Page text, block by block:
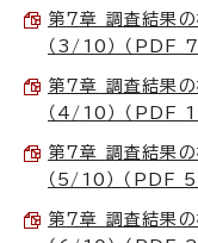
第7章 調査結果
（3/10） （PDF
第7章 調査結果
（4/10） （PDF
第7章 調査結果
（5/10） （PDF
第7章 調査結果